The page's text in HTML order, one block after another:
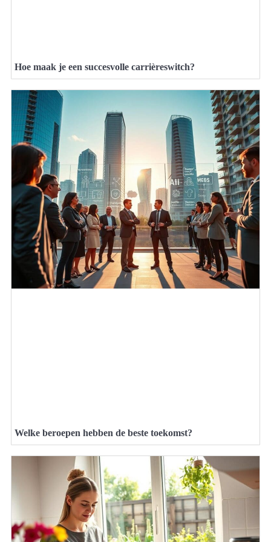
Hoe maak je een succesvolle carrièreswitch?
Welke beroepen hebben de beste toekomst?